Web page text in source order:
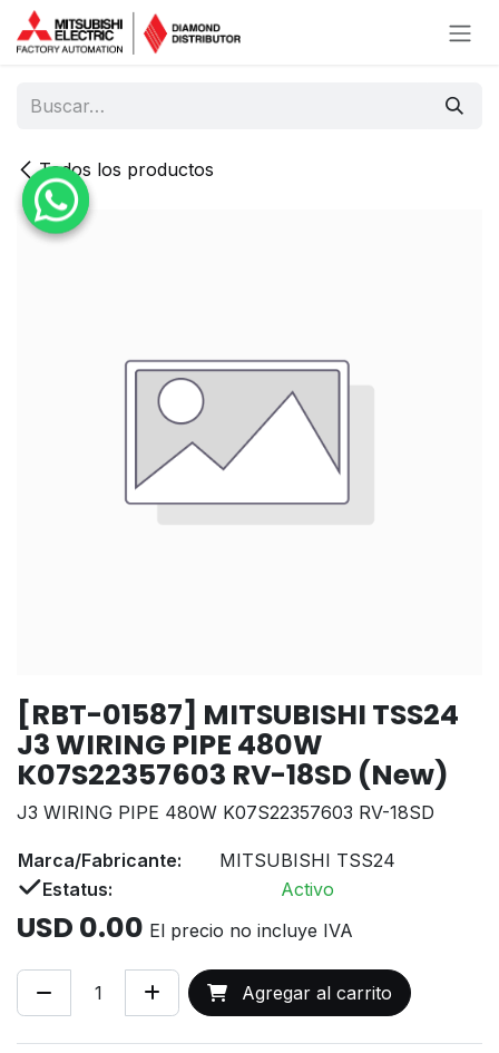
Ir al contenido
Todos los productos
[RBT-01587] MITSUBISHI TSS24
J3 WIRING PIPE 480W
K07S22357603 RV-18SD (New)
J3 WIRING PIPE 480W K07S22357603 RV-18SD
Marca/Fabricante:
MITSUBISHI TSS24
Estatus:
Activo
USD 0.00 El precio no incluye IVA
Agregar al carrito